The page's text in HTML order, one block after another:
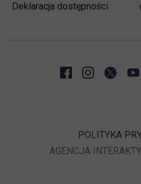
Deklaracja dostępności
POLITYKA
AGENCJA